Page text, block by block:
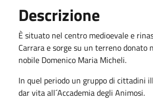
Descrizione
È situato nel centro medioevale e
Carrara e sorge su un terreno donato
nobile Domenico Maria Micheli.
In quel periodo un gruppo di cittadini
dar vita all´Accademia degli Animosi.